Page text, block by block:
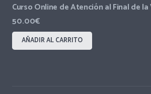
Curso Online de Atención al Final de la
50.00€
AÑADIR AL CARRITO